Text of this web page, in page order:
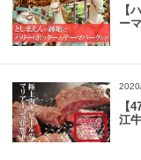
【
ー
【
江